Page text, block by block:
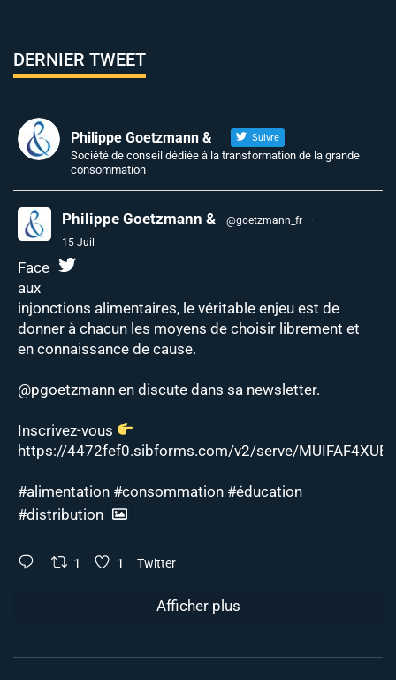
DERNIER TWEET
Philippe Goetzmann & Suivre
Société de conseil dédiée à la transformation de la grande
consommation
Philippe Goetzmann & @goetzmann_fr
·
15 Juil
Face
aux
injonctions alimentaires, le véritable enjeu est de
donner à chacun les moyens de choisir librement et
en connaissance de cause.
@pgoetzmann en discute dans sa newsletter.
Inscrivez-vous
https://4472fef0.sibforms.com/v2/serve/
#alimentation #consommation #éducation
#distribution
1 1 Twitter
Afficher plus